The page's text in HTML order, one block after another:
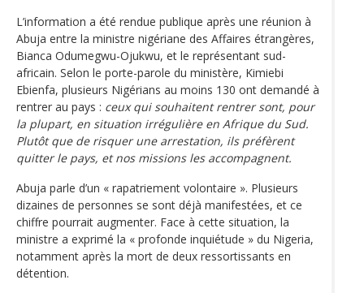
L’information a été rendue publique après une réunion à
Abuja entre la ministre nigériane des Affaires étrangères,
Bianca Odumegwu-Ojukwu, et le représentant sud-
africain. Selon le porte-parole du ministère, Kimiebi
Ebienfa, plusieurs Nigérians au moins 130 ont demandé à
rentrer au pays : ceux qui souhaitent rentrer sont, pour
la plupart, en situation irrégulière en Afrique du Sud.
Plutôt que de risquer une arrestation, ils préfèrent
quitter le pays, et nos missions les accompagnent.
Abuja parle d’un « rapatriement volontaire ». Plusieurs
dizaines de personnes se sont déjà manifestées, et ce
chiffre pourrait augmenter. Face à cette situation, la
ministre a exprimé la « profonde inquiétude » du Nigeria,
notamment après la mort de deux ressortissants en
détention.